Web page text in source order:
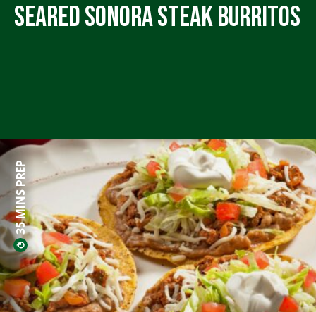
Seared Sonora Steak Burritos
35 MINS PREP